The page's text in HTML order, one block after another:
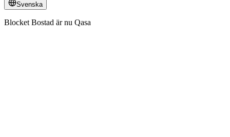
Svenska
Blocket Bostad är nu Qasa